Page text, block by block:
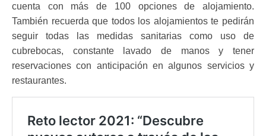
cuenta con más de 100 opciones de alojamiento.
También recuerda que todos los alojamientos te pedirán
seguir todas las medidas sanitarias como uso de
cubrebocas, constante lavado de manos y tener
reservaciones con anticipación en algunos servicios y
restaurantes.